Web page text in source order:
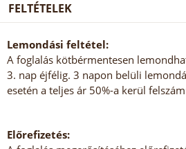
FELTÉTELEK
Lemondási feltétel:
A foglalás kötbérmentesen
3. nap éjfélig. 3 napon belüli
esetén a teljes ár 50%-a kerül
Előrefizetés: